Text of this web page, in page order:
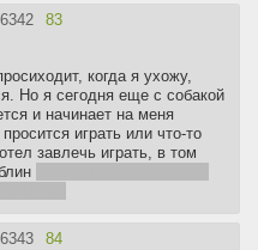
83
когда я ухожу,
Но я сегодня еще с собакой
и начинает на меня
играть или что-то
завлечь играть, в том
84